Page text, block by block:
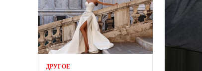
ДРУГОЕ